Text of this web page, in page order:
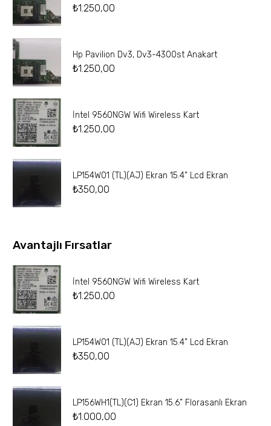
₺1.250,00
Hp Pavilion Dv3, Dv3-4300st Anakart
₺1.250,00
İntel 9560NGW Wifi Wireless Kart
₺1.250,00
LP154W01 (TL)(AJ) Ekran 15.4” Lcd Ekran
₺350,00
Avantajlı Fırsatlar
İntel 9560NGW Wifi Wireless Kart
₺1.250,00
LP154W01 (TL)(AJ) Ekran 15.4” Lcd Ekran
₺350,00
LP156WH1(TL)(C1) Ekran 15.6” Florasanlı Ekran
₺1.000,00